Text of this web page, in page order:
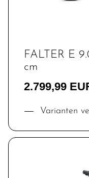
FALTER E
cm
2.799,99
Varianten